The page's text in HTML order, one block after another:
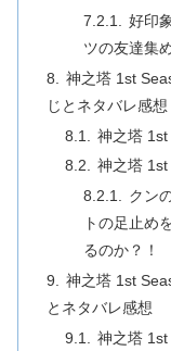
好印
ツの友達集
神之塔 1st
じとネタバレ感想
神之塔
神之塔
クン
トの足止め
るのか？！
神之塔 1st
とネタバレ感想
神之塔